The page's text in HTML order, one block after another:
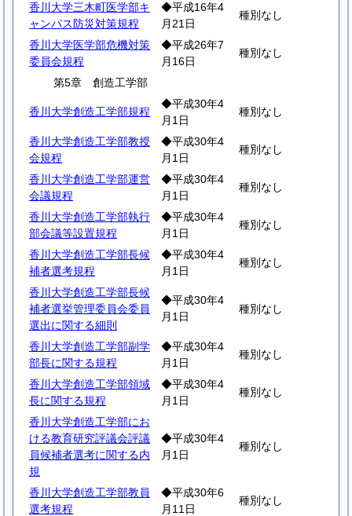
香川大学三木町医学部キ
ャンパス防災対策規程
◆平成16年4
月21日
種別なし
香川大学医学部危機対策
委員会規程
◆平成26年7
月16日
種別なし
第5章 創造工学部
香川大学創造工学部規程
◆平成30年4
月1日
種別なし
香川大学創造工学部教授
会規程
◆平成30年4
月1日
種別なし
香川大学創造工学部運営
会議規程
◆平成30年4
月1日
種別なし
香川大学創造工学部執行
部会議等設置規程
◆平成30年4
月1日
種別なし
香川大学創造工学部長候
補者選考規程
◆平成30年4
月1日
種別なし
香川大学創造工学部長候
補者選挙管理委員会委員
選出に関する細則
◆平成30年4
月1日
種別なし
香川大学創造工学部副学
部長に関する規程
◆平成30年4
月1日
種別なし
香川大学創造工学部領域
長に関する規程
◆平成30年4
月1日
種別なし
香川大学創造工学部にお
ける教育研究評議会評議
員候補者選考に関する内
規
◆平成30年4
月1日
種別なし
香川大学創造工学部教員
選考規程
◆平成30年6
月11日
種別なし